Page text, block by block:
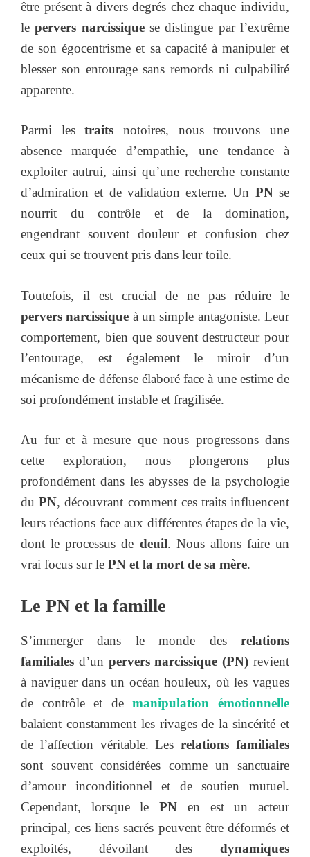
être présent à divers degrés chez chaque individu,
lepervers narcissiquese distingue par l’extrême
de son égocentrisme et sa capacité à manipuler et
blesser son entourage sans remords ni culpabilité
apparente.
Parmi lestraits notoires, nous trouvons une
absence marquée d’empathie, une tendance à
exploiter autrui, ainsi qu’une recherche constante
d’admiration et de validation externe. Un PNse
nourrit du contrôle et de la domination,
engendrant souvent douleur et confusion chez
ceux qui se trouvent pris dans leur toile.
Toutefois, il est crucial de ne pas réduire le
pervers narcissique à un simple antagoniste. Leur
comportement, bien que souvent destructeur pour
l’entourage, est également le miroir d’un
mécanisme de défense élaboré face à une estime de
soi profondément instable et fragilisée.
Au fur et à mesure que nous progressons dans
cette exploration, nous plongerons plus
profondément dans les abysses de la psychologie
duPN, découvrant comment ces traits influencent
leurs réactions face aux différentes étapes de la vie,
dont le processus de deuil. Nous allons faire un
vrai focus sur le PN et la mort de sa mère.
Le PN et la famille
S’immerger dans le monde des relations
familiales d’un pervers narcissique (PN) revient
à naviguer dans un océan houleux, où les vagues
de contrôle et demanipulation émotionnelle
balaient constamment les rivages de la sincérité et
de l’affection véritable. Lesrelations familiales
sont souvent considérées comme un sanctuaire
d’amour inconditionnel et de soutien mutuel.
Cependant, lorsque lePN en est un acteur
principal, ces liens sacrés peuvent être déformés et
exploités, dévoilant des dynamiques